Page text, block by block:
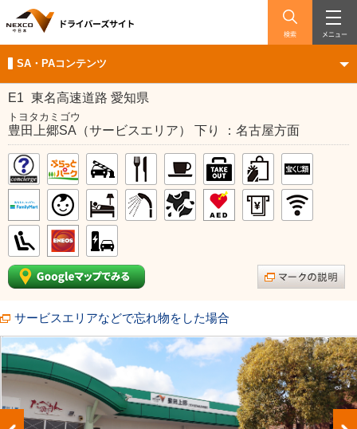
検索 メニュー
SA・PAコンテンツ
E1 東名高速道路 愛知県
トヨタカミゴウ
豊田上郷SA（サービスエリア） 下り ：名古屋方面
サービスエリアなどで忘れ物をした場合